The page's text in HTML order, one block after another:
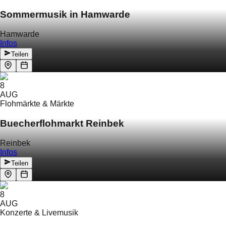
Sommermusik in Hamwarde
Hamwarde
Infos
Teilen
8
AUG
Flohmärkte & Märkte
Buecherflohmarkt Reinbek
Reinbek
Infos
Teilen
8
AUG
Konzerte & Livemusik